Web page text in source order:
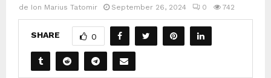
de Ion Marius Tatomir September 26, 2024 0 742
SHARE 0